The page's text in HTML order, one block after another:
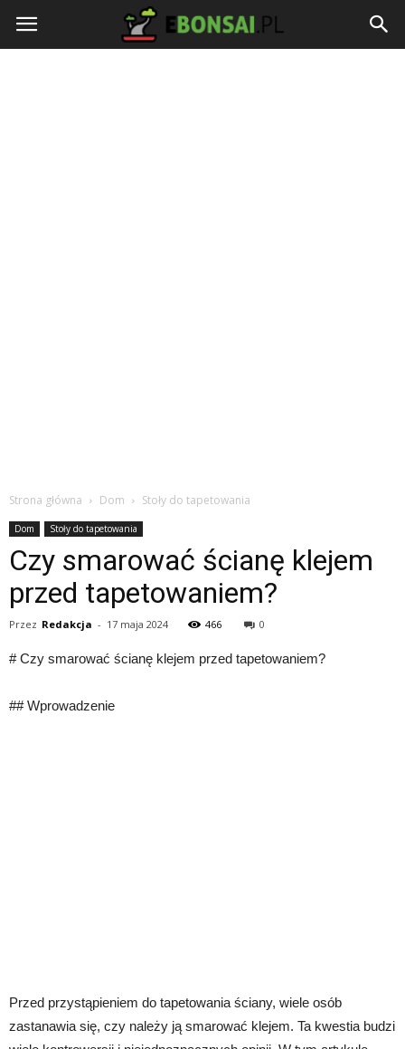
Strona główna Dom Stoły do tapetowania
Dom Stoły do tapetowania
Czy smarować ścianę klejem
przed tapetowaniem?
Przez Redakcja - 17 maja 2024 466 0
# Czy smarować ścianę klejem przed tapetowaniem?
## Wprowadzenie
Przed przystąpieniem do tapetowania ściany, wiele osób
zastanawia się, czy należy ją smarować klejem. Ta kwestia budzi